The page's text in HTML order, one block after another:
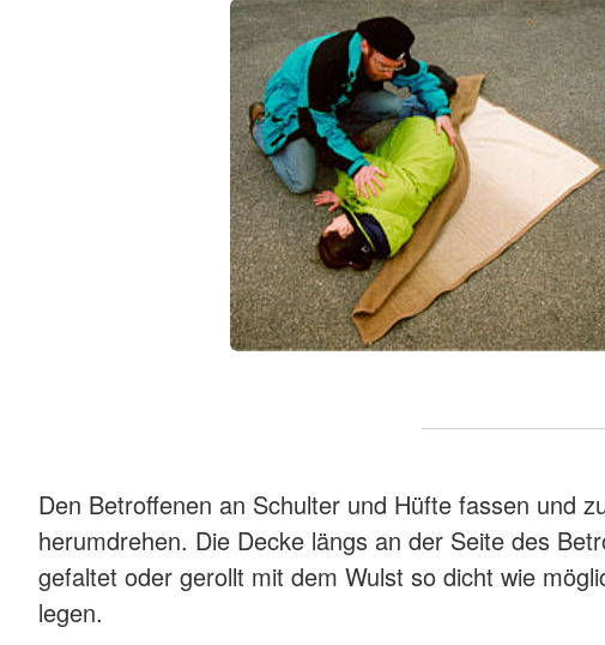
Den Betroffenen an Schulter und Hüfte fassen und
herumdrehen. Die Decke längs an der Seite des
gefaltet oder gerollt mit dem Wulst so dicht wie
legen.